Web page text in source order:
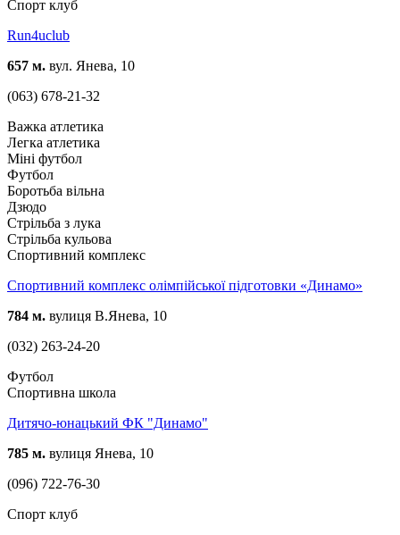
Спорт клуб
Run4uclub
657 м. вул. Янева, 10
(063) 678-21-32
Важка атлетика
Легка атлетика
Міні футбол
Футбол
Боротьба вільна
Дзюдо
Стрільба з лука
Стрільба кульова
Спортивний комплекс
Спортивний комплекс олімпійської підготовки «Динамо»
784 м. вулиця В.Янева, 10
(032) 263-24-20
Футбол
Спортивна школа
Дитячо-юнацький ФК "Динамо"
785 м. вулиця Янева, 10
(096) 722-76-30
Спорт клуб